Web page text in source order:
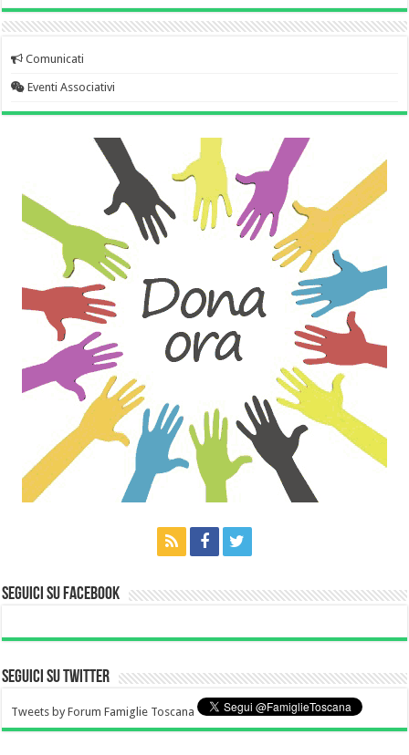
Comunicati
Eventi Associativi
Seguici su Facebook
Seguici su Twitter
Tweets by Forum Famiglie Toscana